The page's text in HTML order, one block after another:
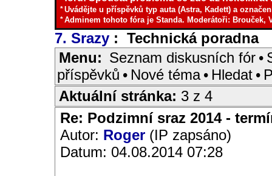
*Uvádějte u příspěvků typ auta (Astra, Kadett) a
*Adminem tohoto fóra je Standa. Moderátoři: Brouček,
7. Srazy : Technická poradna
Menu: Seznam diskusních fór •
příspěvků • Nové téma • Hledat •
Aktuální stránka: 3 z 4
Re: Podzimní sraz 2014 -
Autor: Roger (IP zapsáno)
Datum: 04.08.2014 07:28